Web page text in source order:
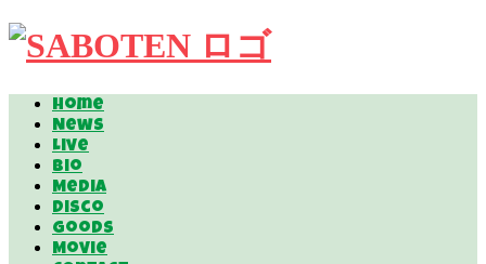
Home
News
Live
Bio
Media
Disco
Goods
Movie